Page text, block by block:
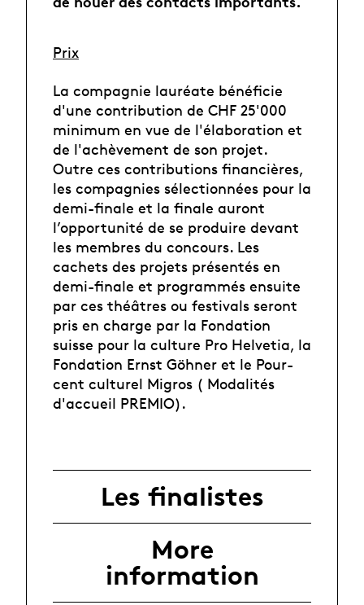
Prix
La compagnie lauréate bénéficie
d'une contribution de CHF 25'000
minimum en vue de l'élaboration et
de l'achèvement de son projet.
Outre ces contributions financières,
les compagnies sélectionnées pour la
demi-finale et la finale auront
l’opportunité de se produire devant
les membres du concours. Les
cachets des projets présentés en
demi-finale et programmés ensuite
par ces théâtres ou festivals seront
pris en charge par la Fondation
suisse pour la culture Pro Helvetia, la
Fondation Ernst Göhner et le Pour-
cent culturel Migros ( Modalités
d'accueil PREMIO).
Les finalistes
More
information